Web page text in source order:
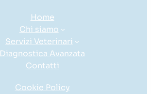
Home
Chi siamo
Servizi Veterinari
Diagnostica Avanzata
Contatti
Cookie Policy